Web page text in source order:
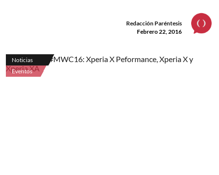
Redacción Paréntesis
Febrero 22, 2016
Noticias
Eventos